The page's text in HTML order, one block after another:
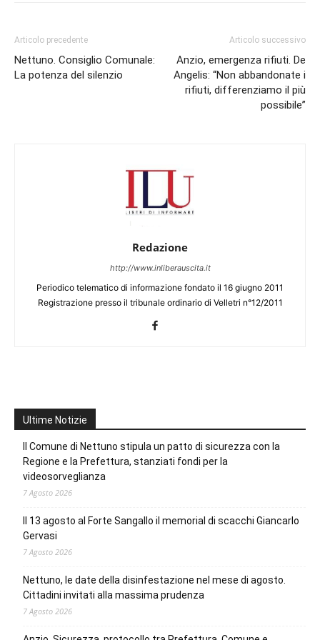
Articolo precedente
Nettuno. Consiglio Comunale:
La potenza del silenzio
Articolo successivo
Anzio, emergenza rifiuti. De
Angelis: “Non abbandonate i
rifiuti, differenziamo il più
possibile”
Redazione
http://www.inliberauscita.it
Periodico telematico di informazione fondato il 16 giugno 2011
Registrazione presso il tribunale ordinario di Velletri n°12/2011
Ultime Notizie
Il Comune di Nettuno stipula un patto di sicurezza con la
Regione e la Prefettura, stanziati fondi per la
videosorveglianza
7 Agosto 2026
Il 13 agosto al Forte Sangallo il memorial di scacchi Giancarlo
Gervasi
7 Agosto 2026
Nettuno, le date della disinfestazione nel mese di agosto.
Cittadini invitati alla massima prudenza
7 Agosto 2026